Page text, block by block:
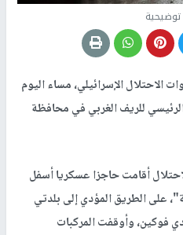
الاحتلال الإسرائيلي، مساء اليوم
للريف الغربي في محافظة
أقامت حاجزا عسكريا أسفل
الطريق المؤدي إلى بلدتي
فوكين، وأوقفت المركبات